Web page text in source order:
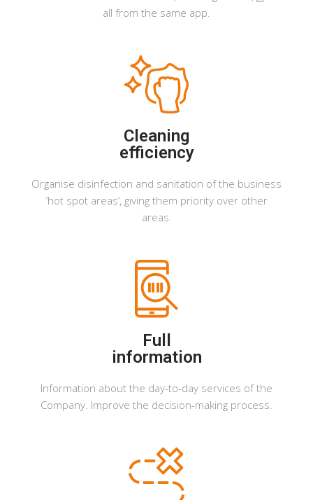
all from the same app.
Cleaning
efficiency
Organise disinfection and sanitation of the business
’hot spot areas’, giving them priority over other
areas.
Full
information
Information about the day-to-day services of the
Company. Improve the decision-making process.